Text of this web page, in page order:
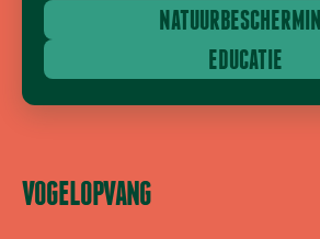
EDUCATIE
VOGELOPVANG